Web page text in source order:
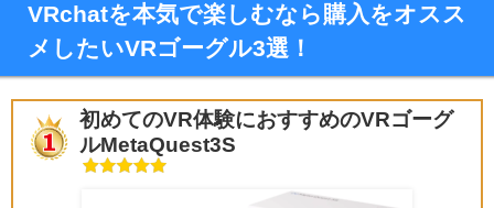
VRchatを本気で楽しむなら購入をオスス
メしたいVRゴーグル3選！
初めてのVR体験におすすめのVRゴーグ
ルMetaQuest3S